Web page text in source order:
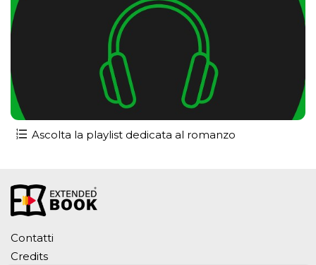
Ascolta la playlist dedicata al romanzo
Contatti
Credits